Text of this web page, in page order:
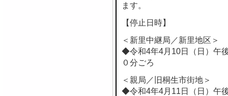
ます。
【停止日時】
＜新里中継局／新里地区＞
◆令和4年4月10日（日）午
０分ごろ
＜親局／旧桐生市街地＞
◆令和4年4月11日（日）午